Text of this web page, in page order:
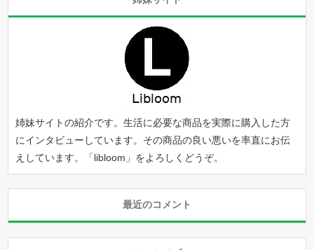
姉妹サイトの紹介です。生活に必要な商品を実際に購入した方
にインタビューしています。その商品の良い悪いを率直にお伝
えしています。「libloom 」をよろしくどうぞ。
最近のコメント